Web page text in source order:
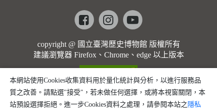
馬勒大地
之歌】
Facebookinstagramyoutube
copyright @ 國立臺灣歷史博物館 版權所有
建議瀏覽器 Firefox、Chrome、edge 以上版本
本網站使用Cookies收集資料用於量化統計與分析，以進行服務品
質之改善。請點選"接受"，若未做任何選擇，或將本視窗關閉，本
站預設選擇拒絕。進一步Cookies資料之處理，請參閱本站之 隱私